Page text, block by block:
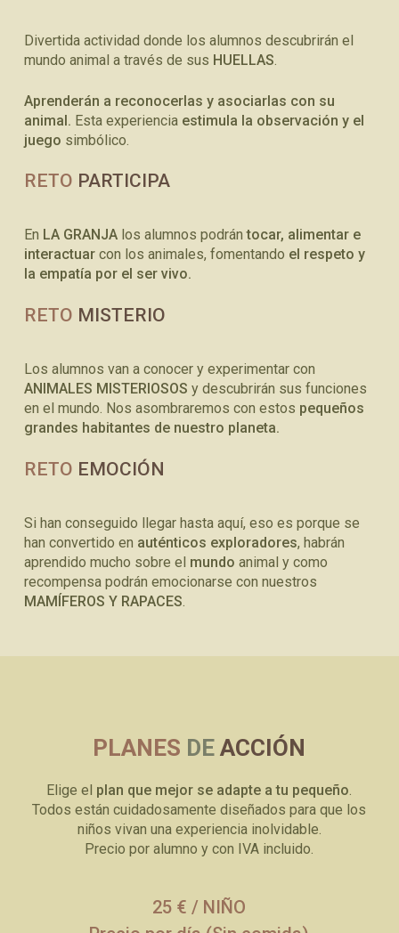
Divertida actividad donde los alumnos descubrirán el
mundo animal a través de sus HUELLAS.
Aprenderán a reconocerlas y asociarlas con su
animal. Esta experiencia estimula la observación y el
juego simbólico.
RETO PARTICIPA
En LA GRANJA los alumnos podrántocar, alimentar e
interactuarcon los animales, fomentando el respeto y
la empatía por el ser vivo.
RETO MISTERIO
Los alumnos van a conocer y experimentar con
ANIMALES MISTERIOSOSy descubrirán sus funciones
en el mundo. Nos asombraremos con estos pequeños
grandes habitantes de nuestro planeta.
RETO EMOCIÓN
Si han conseguido llegar hasta aquí, eso es porque se
han convertido en auténticos exploradores, habrán
aprendido mucho sobre el mundoanimal y como
recompensa podrán emocionarse con nuestros
MAMÍFEROS Y RAPACES.
PLANES DE ACCIÓN
Elige el plan que mejor se adapte a tu pequeño.
Todos están cuidadosamente diseñados para que los
niños vivan una experiencia inolvidable.
Precio por alumno y con IVA incluido.
25 € / NIÑO